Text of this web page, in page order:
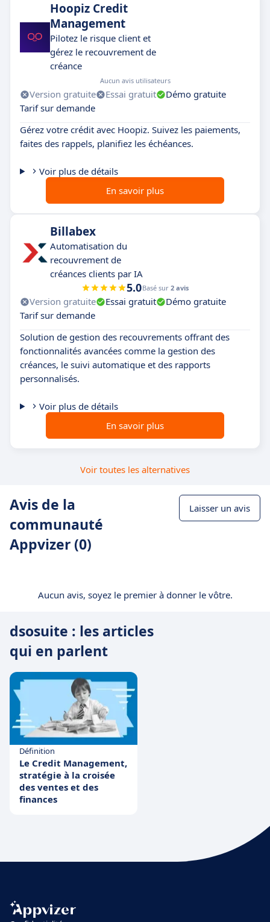
Hoopiz Credit
Management
Pilotez le risque client et
gérez le recouvrement de
créance
Aucun avis utilisateurs
Version gratuite Essai gratuit
Démo gratuite
Tarif sur demande
Gérez votre crédit avec Hoopiz. Suivez les paiements,
faites des rappels, planifiez les échéances.
Voir plus de détails
En savoir plus
Billabex
Automatisation du
recouvrement de
créances clients par IA
5.0Basé sur 2 avis
Version gratuite Essai gratuit
Démo gratuite
Tarif sur demande
Solution de gestion des recouvrements offrant des
fonctionnalités avancées comme la gestion des
créances, le suivi automatique et des rapports
personnalisés.
Voir plus de détails
En savoir plus
Voir toutes les alternatives
Avis de la
communauté
Appvizer (0)
Laisser un avis
Aucun avis, soyez le premier à donner le vôtre.
dsosuite : les articles
qui en parlent
Définition
Le Credit Management,
stratégie à la croisée
des ventes et des
finances